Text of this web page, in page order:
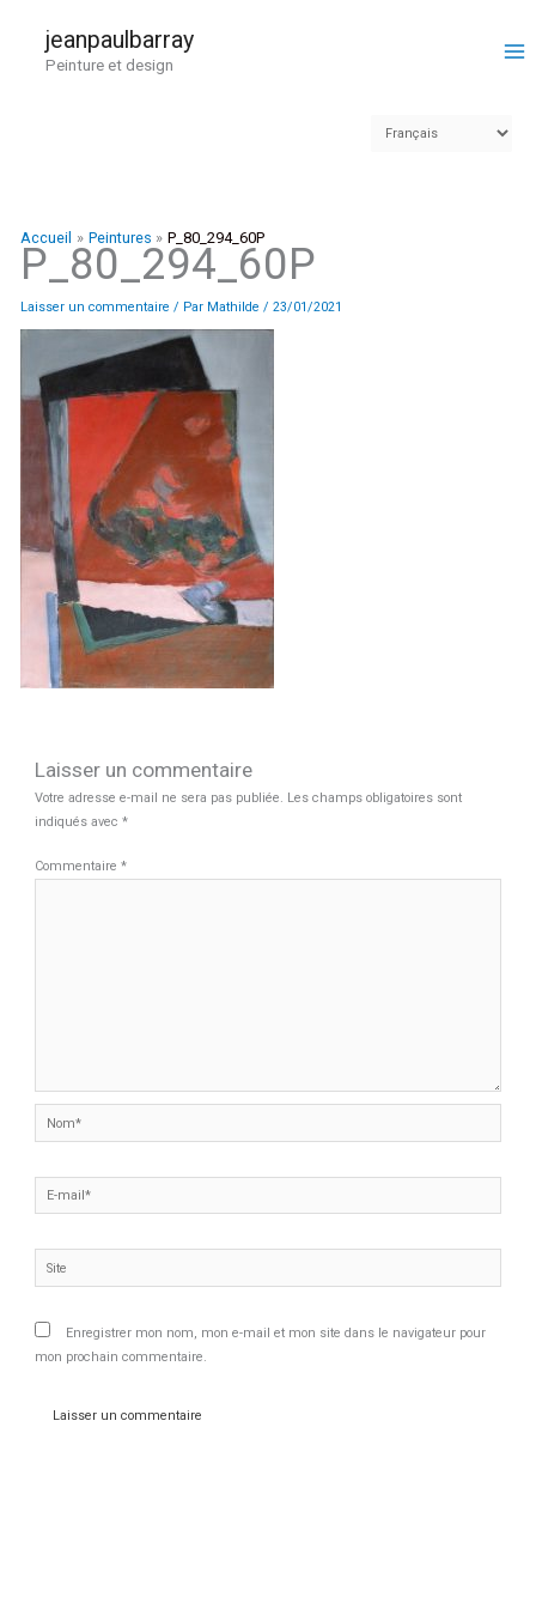
contenu
jeanpaulbarray
Peinture et design
Accueil Peintures P_80_294_60P
P_80_294_60P
Laisser un commentaire / Par Mathilde / 23/01/2021
Laisser un commentaire
Votre adresse e-mail ne sera pas publiée. Les champs obligatoires sont
indiqués avec*
Commentaire*
mail*
Enregistrer mon nom, mon e-mail et mon site dans le navigateur pour
mon prochain commentaire.